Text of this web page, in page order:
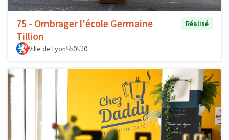
75 - Ombrager l'école Germaine
Tillion
Réalisé
Ville de Lyon 0 0